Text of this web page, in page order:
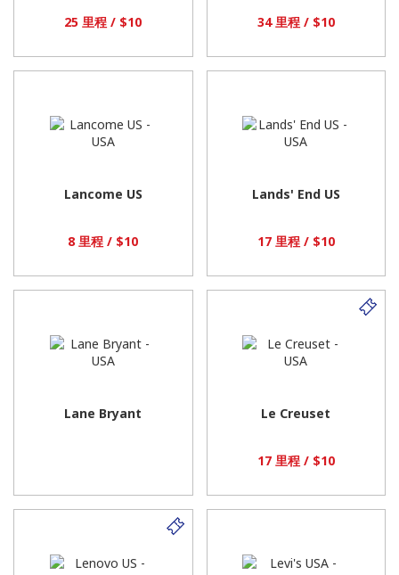
25 里程 / $10 34 里程 / $10
Lancome US
8 里程 / $10
Lands' End US
17 里程 / $10
Lane Bryant Le Creuset
17 里程 / $10